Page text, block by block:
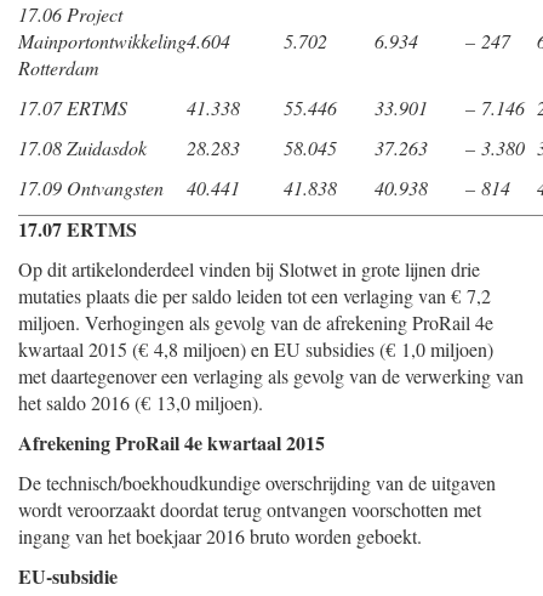
17.06 Project
Mainportontwikkeling
Rotterdam
4.604 5.702 6.934 – 247
17.07 ERTMS 41.338 55.446 33.901 – 7.146
17.08 Zuidasdok
28.283 58.045 37.263 – 3.380
17.09 Ontvangsten
40.441 41.838 40.938 – 814
17.07 ERTMS
Op dit artikelonderdeel vinden bij Slotwet in grote lijnen drie
mutaties plaats die per saldo leiden tot een verlaging van € 7,2
miljoen. Verhogingen als gevolg van de afrekening ProRail 4e
kwartaal 2015 (€ 4,8 miljoen) en EU subsidies (€ 1,0 miljoen)
met daartegenover een verlaging als gevolg van de verwerking van
het saldo 2016 (€ 13,0 miljoen).
Afrekening ProRail 4e kwartaal 2015
De technisch/boekhoudkundige overschrijding van de uitgaven
wordt veroorzaakt doordat terug ontvangen voorschotten met
ingang van het boekjaar 2016 bruto worden geboekt.
EU-subsidie